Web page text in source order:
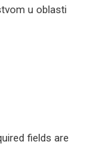
u oblasti
fields are